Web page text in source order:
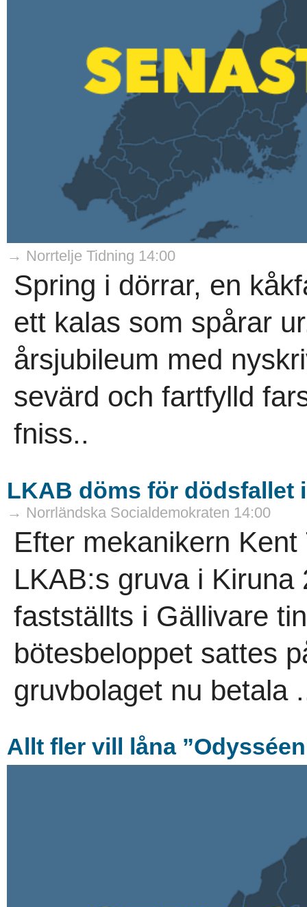
→ Norrtelje Tidning 14:00
Spring i dörrar, en
ett kalas som spårar
årsjubileum med
sevärd och fartfylld
fniss..
LKAB döms för dödsfallet
→ Norrländska Socialdemokraten 14:00
Efter mekanikern
LKAB:s gruva i Kiruna
fastställts i Gällivare
bötesbeloppet sattes
gruvbolaget nu betala
Allt fler vill låna